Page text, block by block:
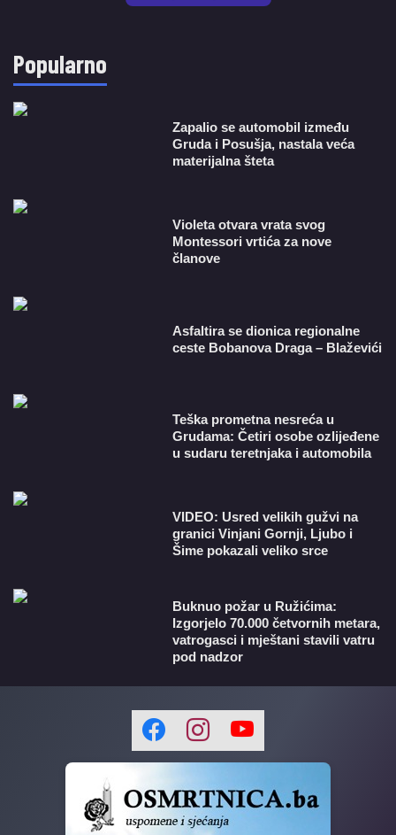
Popularno
Zapalio se automobil između
Gruda i Posušja, nastala veća
materijalna šteta
Violeta otvara vrata svog
Montessori vrtića za nove
članove
Asfaltira se dionica regionalne
ceste Bobanova Draga – Blaževići
Teška prometna nesreća u
Grudama: Četiri osobe ozlijeđene
u sudaru teretnjaka i automobila
VIDEO: Usred velikih gužvi na
granici Vinjani Gornji, Ljubo i
Šime pokazali veliko srce
Buknuo požar u Ružićima:
Izgorjelo 70.000 četvornih metara,
vatrogasci i mještani stavili vatru
pod nadzor